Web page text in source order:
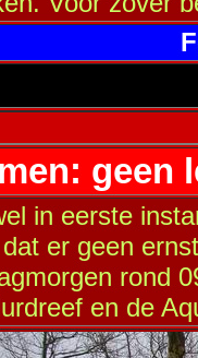
geen
in eerste
er geen
rond
en de